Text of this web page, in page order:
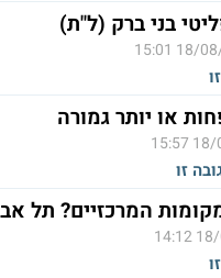
בני ברק (ל"ת)
18/08/
או יותר גמורה
18/
זו
המרכזיים? תל
18/